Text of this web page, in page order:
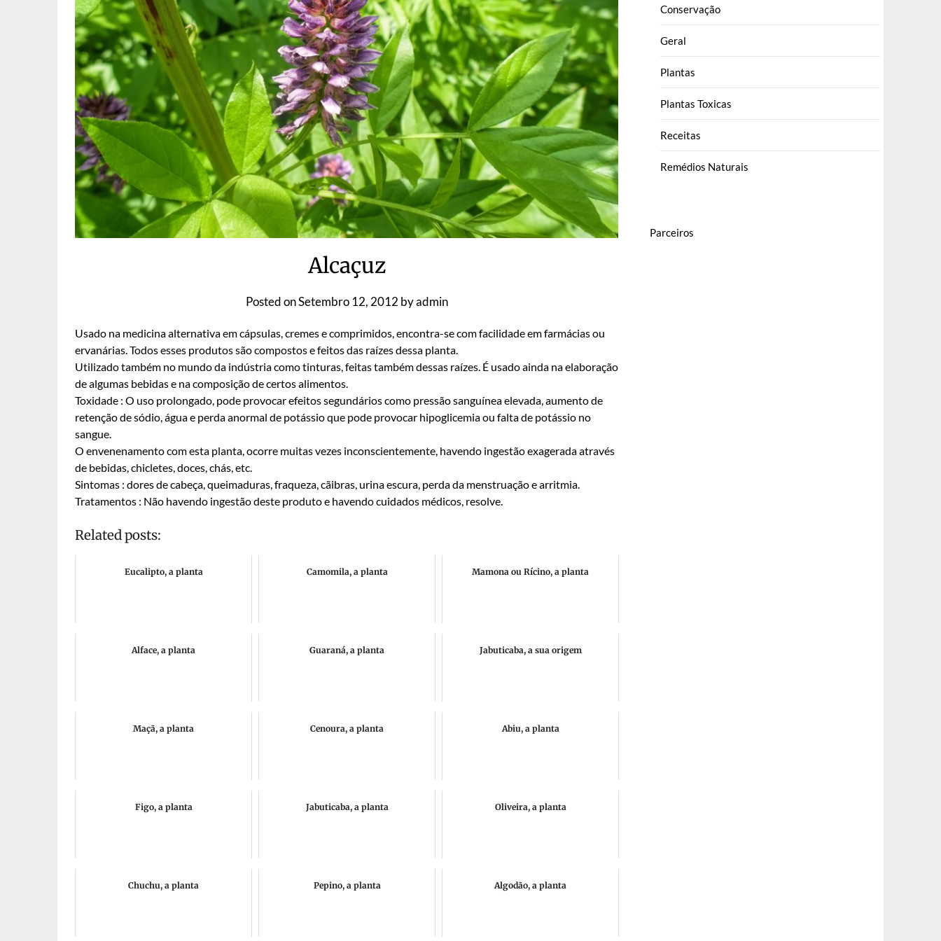
Alcaçuz
Posted onSetembro 12, 2012 byadmin
Usado na medicina alternativa em cápsulas, cremes e comprimidos, encontra-se com facilidade em farmácias ou
ervanárias. Todos esses produtos são compostos e feitos das raízes dessa planta.
Utilizado também no mundo da indústria como tinturas, feitas também dessas raízes. É usado ainda na elaboração
de algumas bebidas e na composição de certos alimentos.
Toxidade : O uso prolongado, pode provocar efeitos segundários como pressão sanguínea elevada, aumento de
retenção de sódio, água e perda anormal de potássio que pode provocar hipoglicemia ou falta de potássio no
sangue.
O envenenamento com esta planta, ocorre muitas vezes inconscientemente, havendo ingestão exagerada através
de bebidas, chicletes, doces, chás, etc.
Sintomas : dores de cabeça, queimaduras, fraqueza, cãibras, urina escura, perda da menstruação e arritmia.
Tratamentos : Não havendo ingestão deste produto e havendo cuidados médicos, resolve.
Related posts:
Eucalipto, a planta Camomila, a planta Mamona ou Rícino, a planta
Alface, a planta Guaraná, a planta Jabuticaba, a sua origem
Maçã, a planta Cenoura, a planta Abiu, a planta
Figo, a planta Jabuticaba, a planta Oliveira, a planta
Chuchu, a planta Pepino, a planta Algodão, a planta
Conservação
Geral
Plantas
Plantas Toxicas
Receitas
Remédios Naturais
Parceiros